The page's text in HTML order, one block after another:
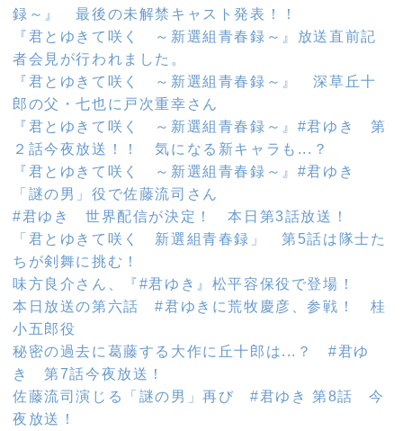
録～』 最後の未解禁キャスト発表！！
『君とゆきて咲く ～新選組青春録～』放送直前記
者会見が行われました。
『君とゆきて咲く ～新選組青春録～』 深草丘十
郎の父・七也に戸次重幸さん
『君とゆきて咲く ～新選組青春録～』#君ゆき 第
２話今夜放送！！ 気になる新キャラも...？
『君とゆきて咲く ～新選組青春録～』#君ゆき
「謎の男」役で佐藤流司さん
#君ゆき 世界配信が決定！ 本日第3話放送！
「君とゆきて咲く 新選組青春録」 第5話は隊士た
ちが剣舞に挑む！
味方良介さん、『#君ゆき』松平容保役で登場！
本日放送の第六話 #君ゆきに荒牧慶彦、参戦！ 桂
小五郎役
秘密の過去に葛藤する大作に丘十郎は...？ #君ゆ
き 第7話今夜放送！
佐藤流司演じる「謎の男」再び #君ゆき 第8話 今
夜放送！